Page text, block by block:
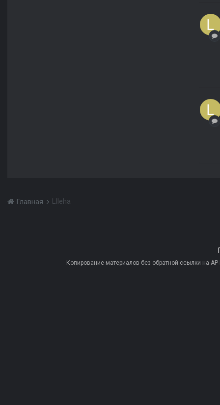
Главная Llleha
Копирование материалов без обратной ссылки на